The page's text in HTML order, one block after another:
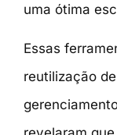
uma ótima
Essas
reutilização